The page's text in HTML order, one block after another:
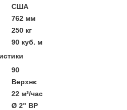
США
762 мм
250 кг
90 куб. м
90
Верхнє
22 м³/час
Ø 2" ВР